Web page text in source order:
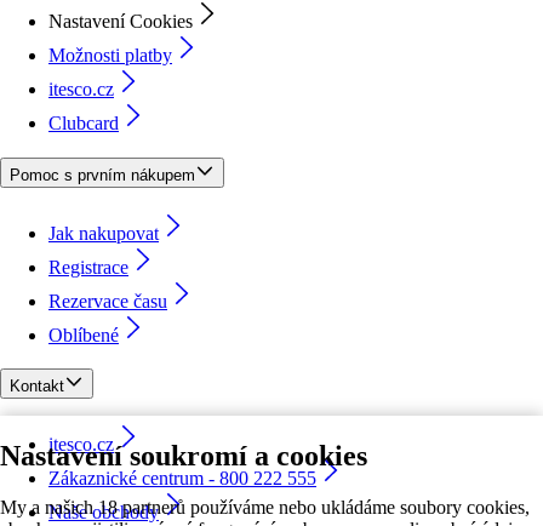
Nastavení soukromí a cookies
My a našich 18 partnerů používáme nebo ukládáme soubory cookies,
Nastavení Cookies
Možnosti platby
itesco.cz
Clubcard
Pomoc s prvním nákupem
Jak nakupovat
Registrace
Rezervace času
Oblíbené
Kontakt
itesco.cz
Zákaznické centrum - 800 222 555
Naše obchody